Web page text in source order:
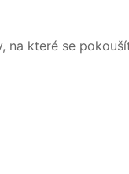
na které se